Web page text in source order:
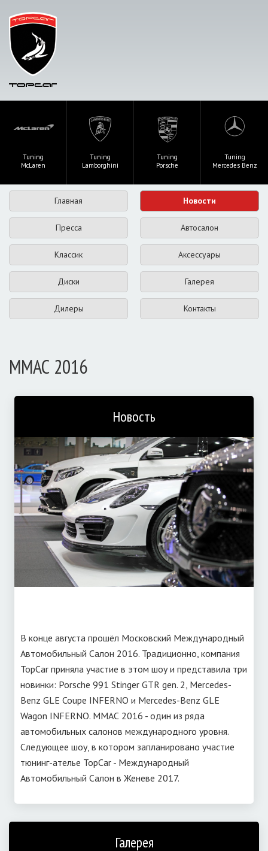
Tuning
McLaren
Tuning
Lamborghini
Tuning
Porsche
Tuning
Mercedes Benz
Главная Новости
Пресса Автосалон
Классик Аксессуары
Диски Галерея
Дилеры Контакты
ММАС 2016
Новость
В конце августа прошёл Московский Международный
Автомобильный Салон 2016. Традиционно, компания
TopCar приняла участие в этом шоу и представила три
новинки: Porsche 991 Stinger GTR gen. 2, Mercedes-
Benz GLE Coupe INFERNO и Mercedes-Benz GLE
Wagon INFERNO. ММАС 2016 - один из ряда
автомобильных салонов международного уровня.
Следующее шоу, в котором запланировано участие
тюнинг-ателье TopCar - Международный
Автомобильный Салон в Женеве 2017.
Галерея